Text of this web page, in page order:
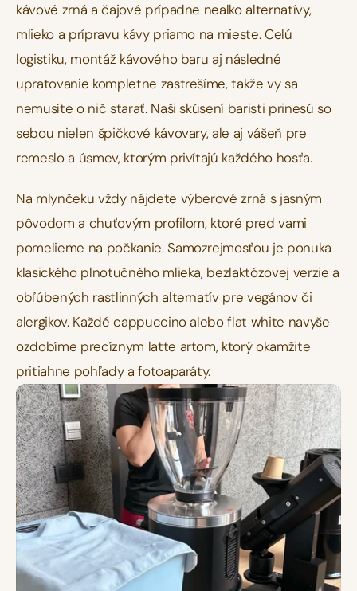
kávové zrná a čajové prípadne nealko alternatívy,
mlieko a prípravu kávy priamo na mieste. Celú
logistiku, montáž kávového baru aj následné
upratovanie kompletne zastrešíme, takže vy sa
nemusíte o nič starať. Naši skúsení baristi prinesú so
sebou nielen špičkové kávovary, ale aj vášeň pre
remeslo a úsmev, ktorým privítajú každého hosťa.
Na mlynčeku vždy nájdete výberové zrná s jasným
pôvodom a chuťovým profilom, ktoré pred vami
pomelieme na počkanie. Samozrejmosťou je ponuka
klasického plnotučného mlieka, bezlaktózovej verzie a
obľúbených rastlinných alternatív pre vegánov či
alergikov. Každé cappuccino alebo flat white navyše
ozdobíme precíznym latte artom, ktorý okamžite
pritiahne pohľady a fotoaparáty.